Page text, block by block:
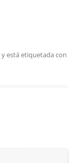
y está etiquetada con